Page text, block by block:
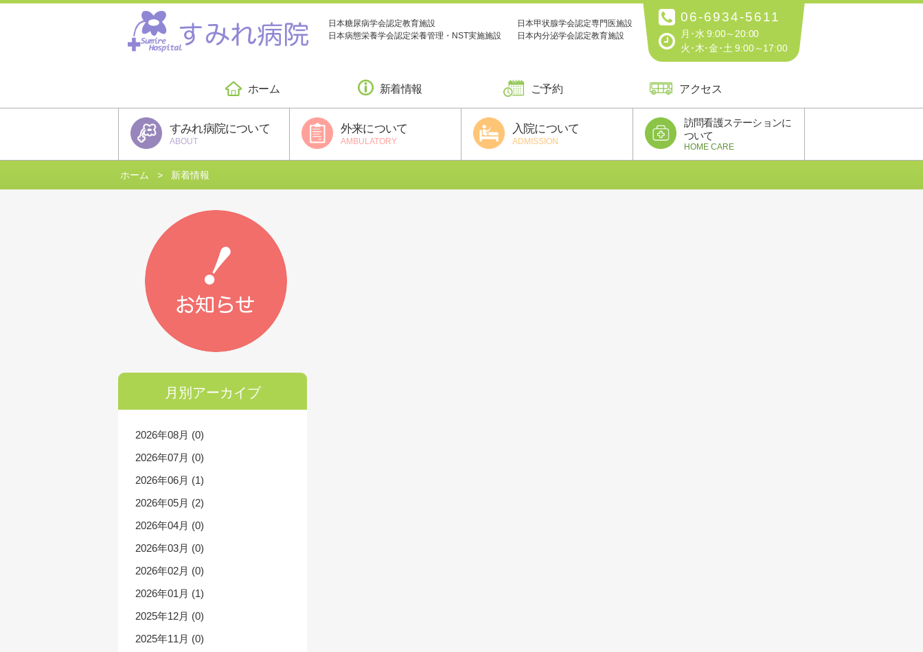
日本糖尿病学会認定教育施設
日本甲状腺学会認定専門医施設
日本病態栄養学会認定栄養管理・NST実施施設
日本内分泌学会認定教育施設
06-6934-5611
月･水 9:00～20:00
火･木･金･土 9:00～17:00
ホーム 新着情報 ご予約 アクセス
すみれ病院について
ABOUT
外来について
AMBULATORY
入院について
ADMISSION
訪問看護ステーションに
ついて
HOME CARE
ホーム 新着情報
月別アーカイブ
2026年08月 (0)
2026年07月 (0)
2026年06月 (1)
2026年05月 (2)
2026年04月 (0)
2026年03月 (0)
2026年02月 (0)
2026年01月 (1)
2025年12月 (0)
2025年11月 (0)